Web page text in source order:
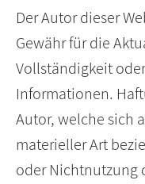
Der Autor dieser
Gewähr für die
Vollständigkeit
Informationen.
Autor, welche sich
materieller Art
oder Nichtnutzung